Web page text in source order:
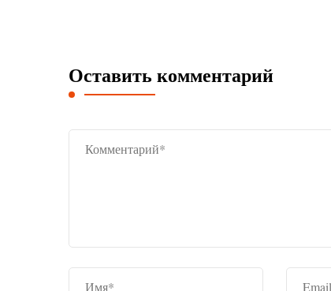
Оставить комментарий